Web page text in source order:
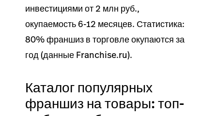
инвестициями от 2 млн руб.,
окупаемость 6-12 месяцев. Статистика:
80% франшиз в торговле окупаются за
год (данные Franchise.ru).
Каталог популярных
франшиз на товары: топ-